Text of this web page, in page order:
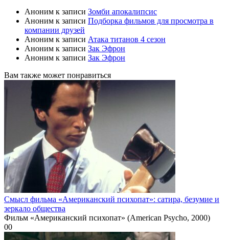
Аноним к записи Зомби апокалипсис
Аноним к записи Подборка фильмов для просмотра в
компании друзей
Аноним к записи Атака титанов 4 сезон
Аноним к записи Зак Эфрон
Аноним к записи Зак Эфрон
Вам также может понравиться
Смысл фильма «Американский психопат»: сатира, безумие и
зеркало общества
Фильм «Американский психопат» (American Psycho, 2000)
00